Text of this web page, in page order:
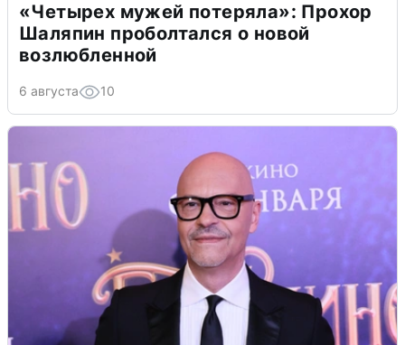
«Четырех мужей потеряла»: Прохор
Шаляпин проболтался о новой
возлюбленной
6 августа 10